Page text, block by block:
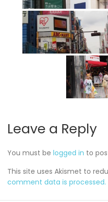
Leave a Reply
You must be logged in to
This site uses Akismet to
comment data is processed.